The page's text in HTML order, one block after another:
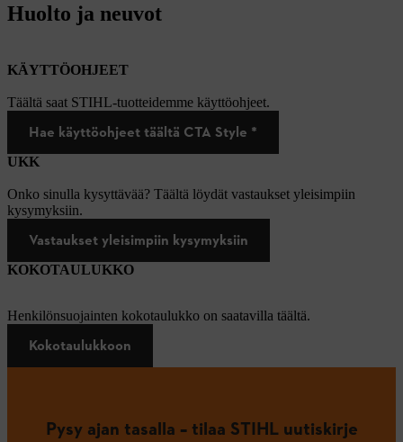
Huolto ja neuvot
KÄYTTÖOHJEET
Täältä saat STIHL-tuotteidemme käyttöohjeet.
Hae käyttöohjeet täältä CTA Style *
UKK
Onko sinulla kysyttävää? Täältä löydät vastaukset yleisimpiin
kysymyksiin.
Vastaukset yleisimpiin kysymyksiin
KOKOTAULUKKO
Henkilönsuojainten kokotaulukko on saatavilla täältä.
Kokotaulukkoon
Pysy ajan tasalla – tilaa STIHL uutiskirje